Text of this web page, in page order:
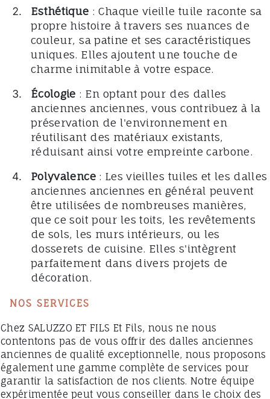
Esthétique : Chaque vieille tuile raconte sa
propre histoire à travers ses nuances de
couleur, sa patine et ses caractéristiques
uniques. Elles ajoutent une touche de
charme inimitable à votre espace.
Écologie : En optant pour des dalles
anciennes anciennes, vous contribuez à la
préservation de l'environnement en
réutilisant des matériaux existants,
réduisant ainsi votre empreinte carbone.
Polyvalence: Les vieilles tuiles et les dalles
anciennes anciennes en général peuvent
être utilisées de nombreuses manières,
que ce soit pour les toits, les revêtements
de sols, les murs intérieurs, ou les
dosserets de cuisine. Elles s'intègrent
parfaitement dans divers projets de
décoration.
NOS SERVICES
Chez SALUZZO ET FILS Et Fils, nous ne nous
contentons pas de vous offrir des dalles anciennes
anciennes de qualité exceptionnelle, nous proposons
également une gamme complète de services pour
garantir la satisfaction de nos clients. Notre équipe
expérimentée peut vous conseiller dans le choix des